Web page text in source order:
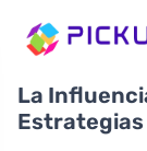
La
Estrategias